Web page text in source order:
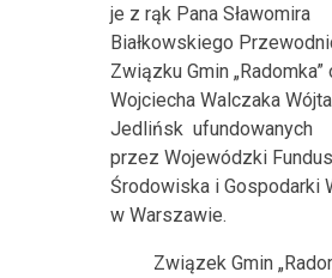
je z rąk Pana Sławomira
Białkowskiego
Związku Gmin „Radomka”
Wojciecha Walczaka
Jedlińsk ufundowanych
przez Wojewódzki
Środowiska i Gospodarki
w Warszawie.
Związek Gmin